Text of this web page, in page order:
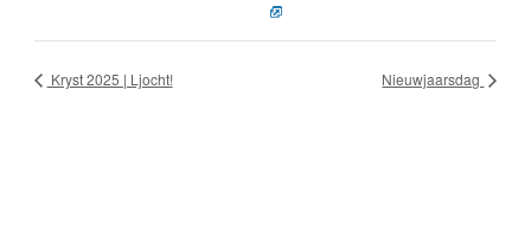
Kryst 2025 | Ljocht! Nieuwjaarsdag